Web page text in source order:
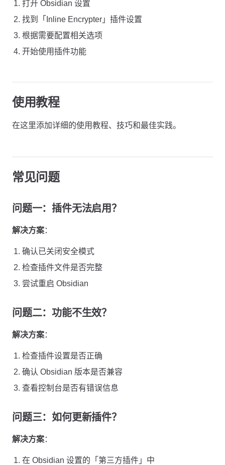
打开 Obsidian 设置
找到「Inline Encrypter」插件设置
根据需要配置相关选项
开始使用插件功能
使用教程
在这里添加详细的使用教程、技巧和最佳实践。
常见问题
问题一：插件无法启用？
解决方案：
确认已关闭安全模式
检查插件文件是否完整
尝试重启 Obsidian
问题二：功能不生效？
解决方案：
检查插件设置是否正确
确认 Obsidian 版本是否兼容
查看控制台是否有错误信息
问题三：如何更新插件？
解决方案：
在 Obsidian 设置的「第三方插件」中